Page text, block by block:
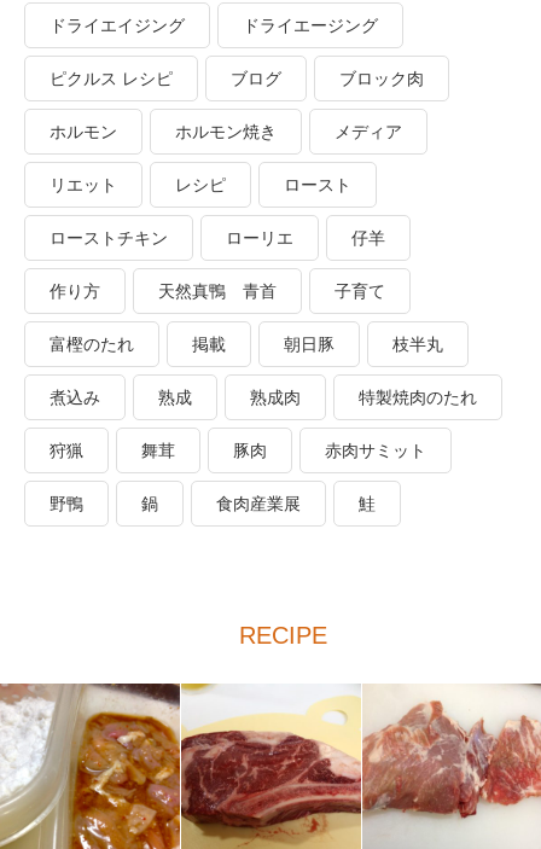
ドライエイジング ドライエージング
ピクルス レシピ ブログ ブロック肉
ホルモン ホルモン焼き メディア
リエット レシピ ロースト
ローストチキン ローリエ 仔羊
作り方 天然真鴨 青首 子育て
富樫のたれ 掲載 朝日豚 枝半丸
煮込み 熟成 熟成肉 特製焼肉のたれ
狩猟 舞茸 豚肉 赤肉サミット
野鴨 鍋 食肉産業展 鮭
RECIPE